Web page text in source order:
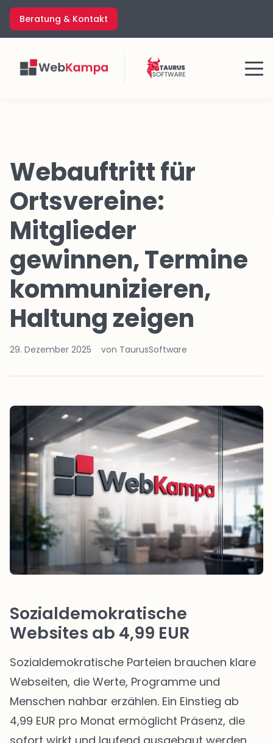
Zum
Inhalt
springen
Beratung & Kontakt
Menü
Webauftritt für
Ortsvereine:
Mitglieder
gewinnen, Termine
kommunizieren,
Haltung zeigen
29. Dezember 2025 von TaurusSoftware
Sozialdemokratische
Websites ab 4,99 EUR
Sozialdemokratische Parteien brauchen klare
Webseiten, die Werte, Programme und
Menschen nahbar erzählen. Ein Einstieg ab
4,99 EUR pro Monat ermöglicht Präsenz, die